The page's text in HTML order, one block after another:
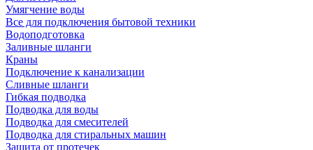
Умягчение воды
Все для подключения бытовой техники
Водоподготовка
Заливные шланги
Краны
Подключение к канализации
Сливные шланги
Гибкая подводка
Подводка для воды
Подводка для смесителей
Подводка для стиральных машин
Защита от протечек